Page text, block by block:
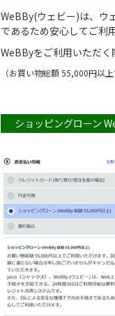
WeBBy(ウェビー)は、ウ
であるため安心してご利
WeBByをご利用いただく
（お買い物総額 55,000円以
ショッピングローン